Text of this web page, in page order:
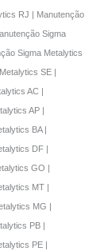
RJ | Manutenção
Sigma
Sigma Metalytics
SE |
AC |
AP |
BA |
DF |
GO |
MT |
MG |
PB |
PE |